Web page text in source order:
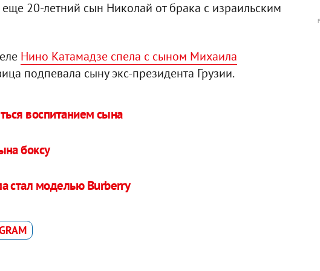
еще 20-летний сын Николай от брака с израильским
Нино Катамадзе спела с сыном Михаила
подпевала сыну экс-президента Грузии.
воспитанием сына
боксу
стал моделью Burberry